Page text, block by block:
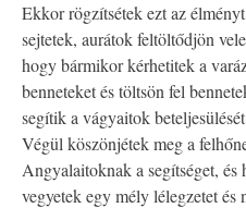
Ekkor rögzítsétek ezt az
sejtetek, aurátok feltöltődjön
hogy bármikor kérhetitek a
benneteket és töltsön fel
segítik a vágyaitok
Végül köszönjétek meg a
Angyalaitoknak a segítséget,
vegyetek egy mély lélegzetet és